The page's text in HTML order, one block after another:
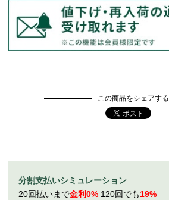
この商品をシェアする
分割支払いシミュレーション
20回払いまで金利0% 120回でも19%